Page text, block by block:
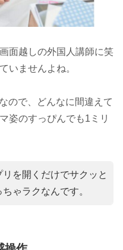
面越しの外国人講師に笑
いませんよね。
ので、どんなに間違えて
姿のすっぴんでも1ミリ
を開くだけでサクッと
ゃラクなんです。